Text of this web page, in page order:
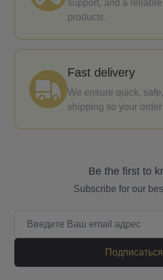
support, and a reliable
products.
Fast delivery
We ensure quick,
shipping so your
Be the first to
Subscribe for our
Подписаться